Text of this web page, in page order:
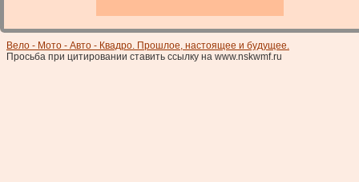
Вело - Мото - Авто - Квадро. Прошлое, настоящее и будущее.
Просьба при цитировании ставить ссылку на www.nskwmf.ru